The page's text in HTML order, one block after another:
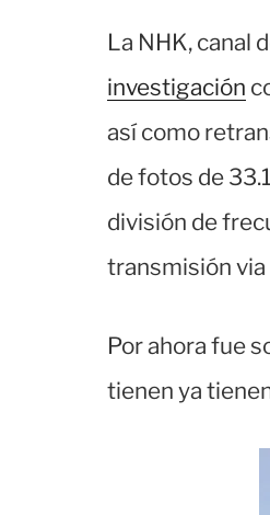
La NHK, canal
investigación
así como
de fotos de
división de
transmisión
Por ahora fue
tienen ya